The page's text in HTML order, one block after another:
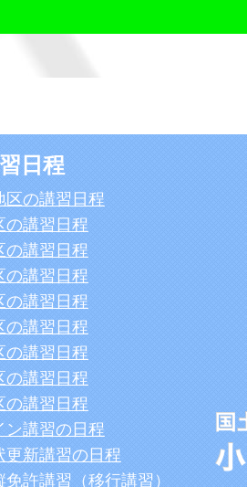
日程
区の講習日程
の講習日程
の講習日程
の講習日程
の講習日程
の講習日程
の講習日程
の講習日程
の講習日程
ン講習の日程
更新講習の日程
許講習（移行講習）